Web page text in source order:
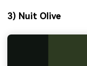
3) Nuit Olive